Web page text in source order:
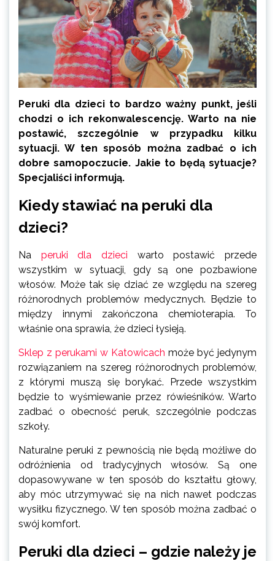
Peruki dla dzieci to bardzo ważny punkt, jeśli
chodzi o ich rekonwalescencję. Warto na nie
postawić, szczególnie w przypadku kilku
sytuacji. W ten sposób można zadbać o ich
dobre samopoczucie. Jakie to będą sytuacje?
Specjaliści informują.
Kiedy stawiać na peruki dla
dzieci?
Na peruki dla dzieci warto postawić przede
wszystkim w sytuacji, gdy są one pozbawione
włosów. Może tak się dziać ze względu na szereg
różnorodnych problemów medycznych. Będzie to
między innymi zakończona chemioterapia. To
właśnie ona sprawia, że dzieci łysieją.
Sklep z perukami w Katowicach może być jedynym
rozwiązaniem na szereg różnorodnych problemów,
z którymi muszą się borykać. Przede wszystkim
będzie to wyśmiewanie przez rówieśników. Warto
zadbać o obecność peruk, szczególnie podczas
szkoły.
Naturalne peruki z pewnością nie będą możliwe do
odróżnienia od tradycyjnych włosów. Są one
dopasowywane w ten sposób do kształtu głowy,
aby móc utrzymywać się na nich nawet podczas
wysiłku fizycznego. W ten sposób można zadbać o
swój komfort.
Peruki dla dzieci – gdzie należy je